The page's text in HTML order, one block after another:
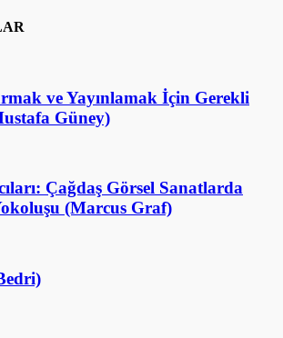
ve Yayınlamak İçin Gerekli
Güney)
Çağdaş Görsel Sanatlarda
(Marcus Graf)